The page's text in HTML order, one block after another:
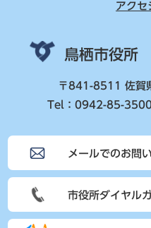
アクセ
鳥栖市役所
〒841-8511 佐賀
Tel：0942-85-
メールでのお問
市役所ダイヤル